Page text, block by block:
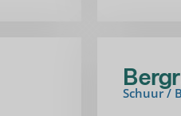
Schuur /